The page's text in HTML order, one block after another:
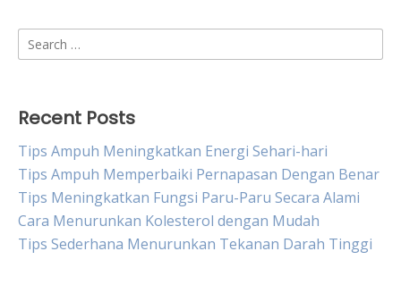
Search
for:
Recent Posts
Tips Ampuh Meningkatkan Energi Sehari-hari
Tips Ampuh Memperbaiki Pernapasan Dengan Benar
Tips Meningkatkan Fungsi Paru-Paru Secara Alami
Cara Menurunkan Kolesterol dengan Mudah
Tips Sederhana Menurunkan Tekanan Darah Tinggi